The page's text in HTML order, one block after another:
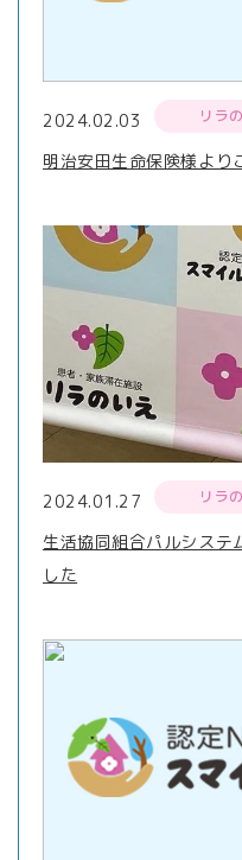
2024.02.03 リラ
明治安田生命保険様より
2024.01.27 リラ
生活協同組合パルシステ
した